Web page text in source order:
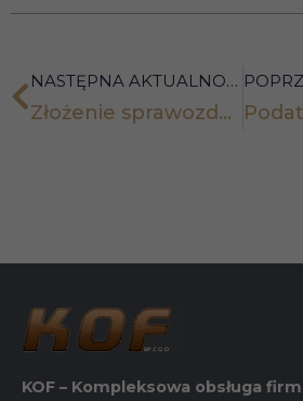
NASTĘPNA AKTUALNOŚĆ
Złożenie sprawozdania finansowego i innych dokumentów w KRS – szczegóły procedury
KOF – Kompleksowa obsługa firm